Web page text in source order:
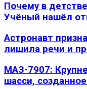
Почему в
Учёный нашёл
Астронавт
лишила речи и
МАЗ-7907:
шасси,